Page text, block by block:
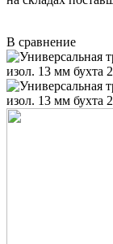
В сравнение